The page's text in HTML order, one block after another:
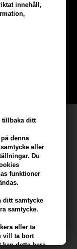
innehåll,
tillbaka ditt
denna
eller
Du
funktioner
ditt samtycke
samtycke.
eller ta
vill ta bort
detta bara
din
när du handlar